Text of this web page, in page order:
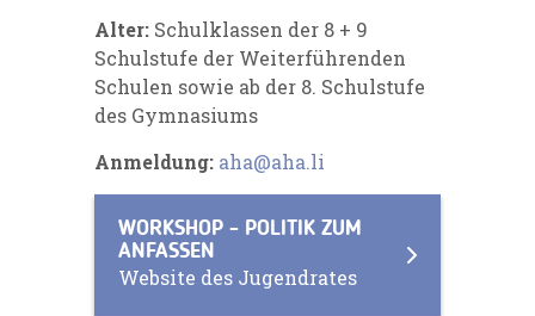
Alter: Schulklassen der 8 + 9
Schulstufe der Weiterführenden
Schulen sowie ab der 8. Schulstufe
des Gymnasiums
Anmeldung: aha@aha.li
WORKSHOP - POLITIK ZUM
ANFASSEN
Website des Jugendrates